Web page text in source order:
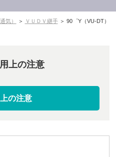
気） ＞ ＶＵＤＶ継手＞ 90゜Y（VU-DT）
上の注意
の注意